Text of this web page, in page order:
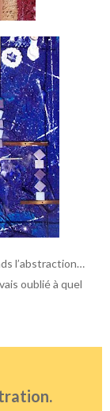
l’abstraction…
oublié à quel